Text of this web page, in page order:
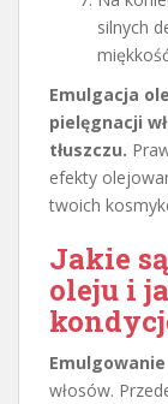
silnych
Emulgacja
pielęgnacji
tłuszczu.
efekty
twoich
Jakie
oleju i
włosów.